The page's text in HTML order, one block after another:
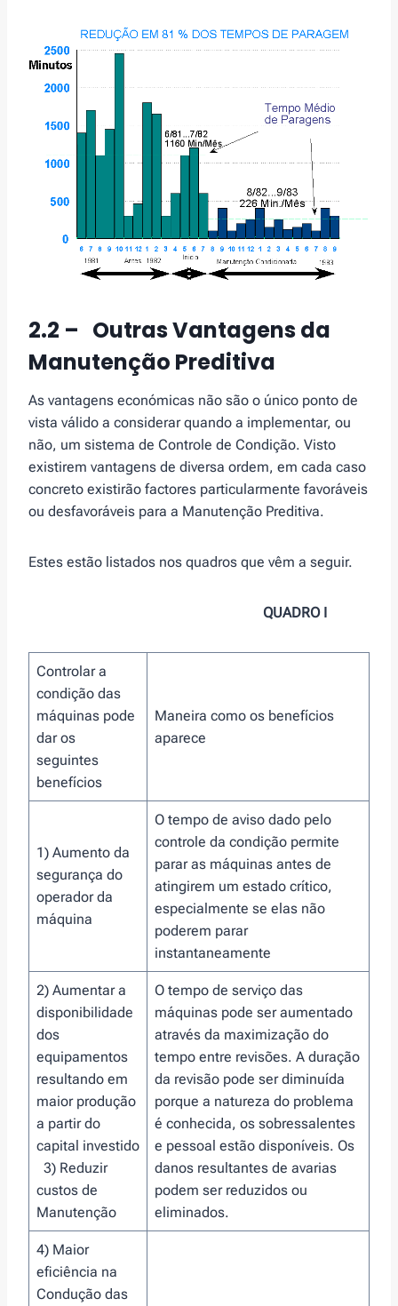
2.2 – Outras Vantagens da
Manutenção Preditiva
As vantagens económicas não são o único ponto de
vista válido a considerar quando a implementar, ou
não, um sistema de Controle de Condição. Visto
existirem vantagens de diversa ordem, em cada caso
concreto existirão factores particularmente favoráveis
ou desfavoráveis para a Manutenção Preditiva.
Estes estão listados nos quadros que vêm a seguir.
QUADRO I
Controlar a
condição das
máquinas pode
dar os
seguintes
benefícios
Maneira como os benefícios
aparece
1) Aumento da
segurança do
operador da
máquina
O tempo de aviso dado pelo
controle da condição permite
parar as máquinas antes de
atingirem um estado crítico,
especialmente se elas não
poderem parar
instantaneamente
2) Aumentar a
disponibilidade
dos
equipamentos
resultando em
maior produção
a partir do
capital investido
3) Reduzir
custos de
Manutenção
O tempo de serviço das
máquinas pode ser aumentado
através da maximização do
tempo entre revisões. A duração
da revisão pode ser diminuída
porque a natureza do problema
é conhecida, os sobressalentes
e pessoal estão disponíveis. Os
danos resultantes de avarias
podem ser reduzidos ou
eliminados.
4) Maior
eficiência na
Condução das